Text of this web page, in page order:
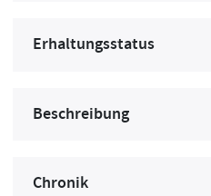
Erhaltungsstatus
Beschreibung
Chronik